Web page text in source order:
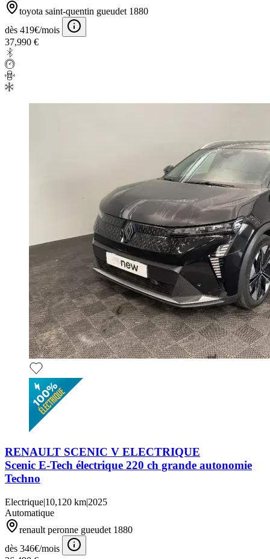
toyota saint-quentin gueudet 1880
dès 419€/mois
37,990 €
RENAULT SCENIC V ELECTRIQUE
Scenic E-Tech électrique 220 ch grande autonomie
Techno
Electrique|10,120 km|2025
Automatique
renault peronne gueudet 1880
dès 346€/mois